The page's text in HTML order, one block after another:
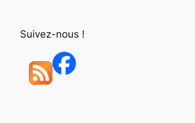
Suivez-nous !